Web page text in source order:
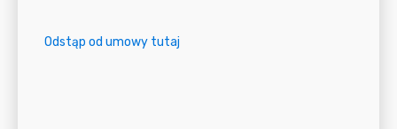
Odstąp od umowy tutaj